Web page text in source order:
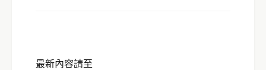
最新內容請至